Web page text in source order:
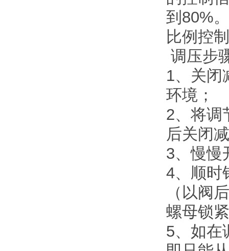
到80%
比例控
调压步
1、关闭
环境；
2、将调
后关闭
3、慢慢
4、顺时
（以阀
螺母锁
5、如在